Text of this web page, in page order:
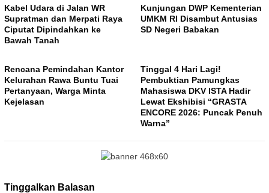
Kabel Udara di Jalan WR
Supratman dan Merpati Raya
Ciputat Dipindahkan ke
Bawah Tanah
Kunjungan DWP Kementerian
UMKM RI Disambut Antusias
SD Negeri Babakan
Rencana Pemindahan Kantor
Kelurahan Rawa Buntu Tuai
Pertanyaan, Warga Minta
Kejelasan
Tinggal 4 Hari Lagi!
Pembuktian Pamungkas
Mahasiswa DKV ISTA Hadir
Lewat Ekshibisi “GRASTA
ENCORE 2026: Puncak Penuh
Warna”
Tinggalkan Balasan